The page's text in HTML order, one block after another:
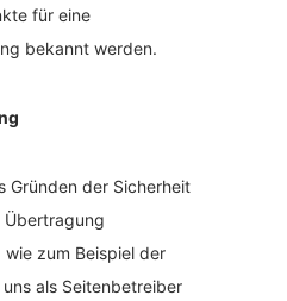
für eine
bekannt werden.
Gründen der Sicherheit
zum Beispiel der
als Seitenbetreiber